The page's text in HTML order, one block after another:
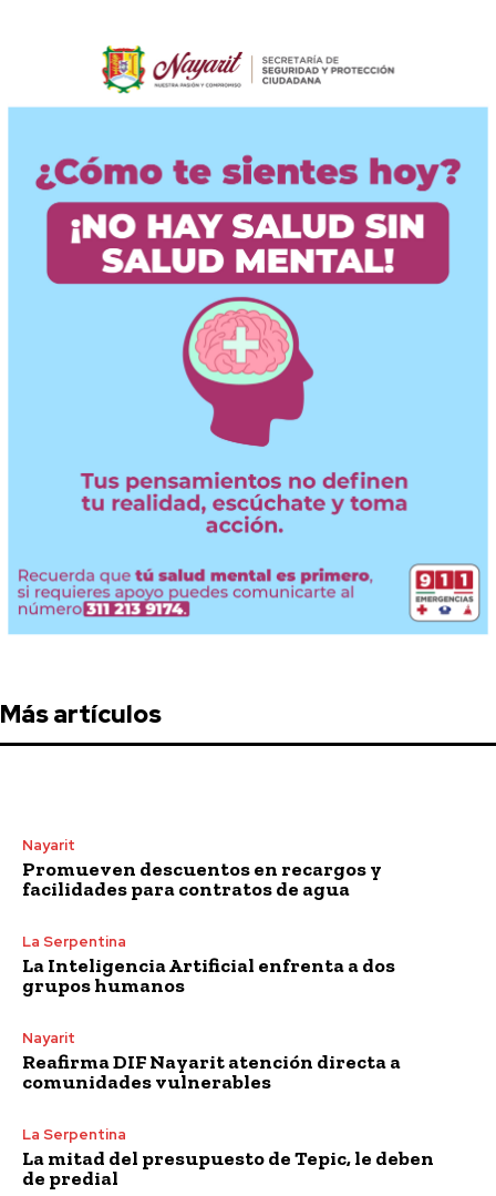
Más artículos
Nayarit
Promueven descuentos en recargos y
facilidades para contratos de agua
La Serpentina
La Inteligencia Artificial enfrenta a dos
grupos humanos
Nayarit
Reafirma DIF Nayarit atención directa a
comunidades vulnerables
La Serpentina
La mitad del presupuesto de Tepic, le deben
de predial